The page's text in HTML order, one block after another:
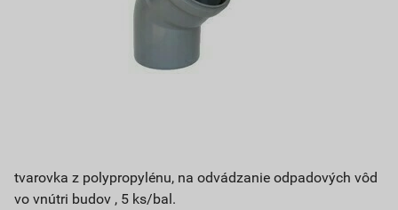
tvarovka z polypropylénu, na odvádzanie odpadových vôd
vo vnútri budov , 5 ks/bal.